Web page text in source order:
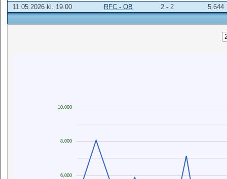
11.05.2026 kl. 19.00
RFC - OB 2 - 2 5.644
6,000
8,000
10,000